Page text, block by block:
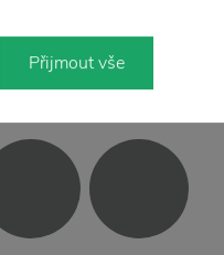
nás
Přijmout vše